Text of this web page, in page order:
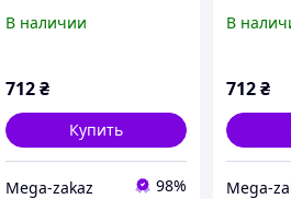
White
В наличии
712₴
Купить
Mega-zakaz 98%
White
В
712₴
Mega-